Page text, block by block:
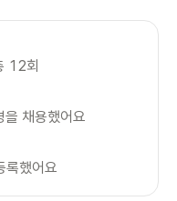
12회
채용했어요
록했어요